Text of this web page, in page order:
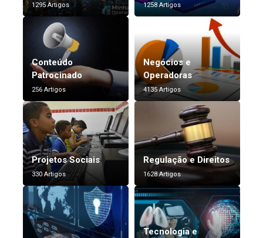
1295 Artigos 1258 Artigos
Conteúdo
Patrocinado
256 Artigos
Negócios e
Operadoras
4135 Artigos
Projetos Sociais
330 Artigos
Regulação e Direitos
1628 Artigos
Tecnologia e